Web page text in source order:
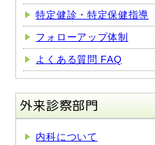
特定健診・特定保健指導
フォローアップ体制
よくある質問 FAQ
外来診察部門
内科について